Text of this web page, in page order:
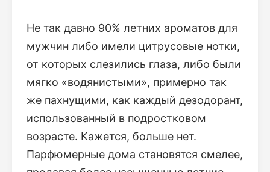
Не так давно 90% летних ароматов для
мужчин либо имели цитрусовые нотки,
от которых слезились глаза, либо были
мягко «водянистыми», примерно так
же пахнущими, как каждый дезодорант,
использованный в подростковом
возрасте. Кажется, больше нет.
Парфюмерные дома становятся смелее,